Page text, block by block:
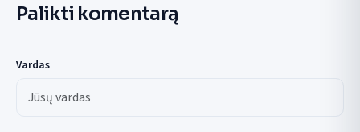
Palikti komentarą
Vardas